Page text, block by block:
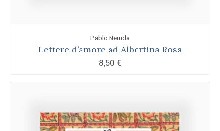
Pablo Neruda
Lettere d’amore ad Albertina Rosa
8,50 €